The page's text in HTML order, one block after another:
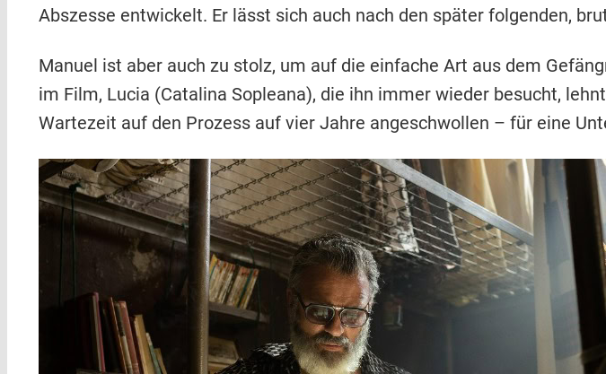
Abszesse entwickelt. Er lässt sich auch nach den später folgenden,
Manuel ist aber auch zu stolz, um auf die einfache Art aus dem
im Film, Lucia (Catalina Sopleana), die ihn immer wieder besucht,
Wartezeit auf den Prozess auf vier Jahre angeschwollen – für eine